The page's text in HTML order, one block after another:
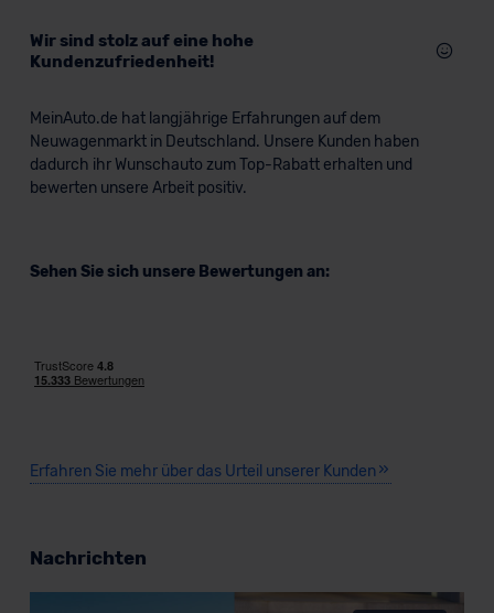
DSGVO) oder wenn Sie hierzu Ihre Einwilligung freiwillig
erteilen. Nähere Informationen zu den bestehenden
unserem Datenschutzbeauftragten unter
datenschutz@meinauto.de anfordern.
Wir sind stolz auf eine hohe
Kundenzufriedenheit!
MeinAuto.de hat langjährige Erfahrungen auf dem
Neuwagenmarkt in Deutschland. Unsere Kunden haben
dadurch ihr Wunschauto zum Top-Rabatt erhalten und
bewerten unsere Arbeit positiv.
Sehen Sie sich unsere Bewertungen an:
Erfahren Sie mehr über das Urteil unserer Kunden
Nachrichten